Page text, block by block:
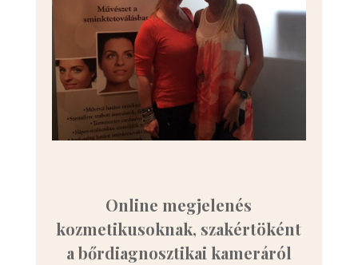
Online megjelenés
kozmetikusoknak, szakértöként
a bőrdiagnosztikai kameráról